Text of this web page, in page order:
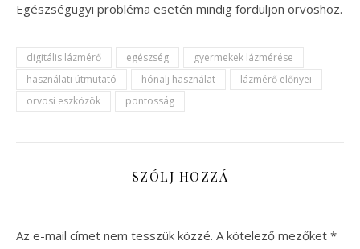
Egészségügyi probléma esetén mindig forduljon orvoshoz.
digitális lázmérő egészség
gyermekek lázmérése
használati útmutató
hónalj használat
lázmérő előnyei
orvosi eszközök
pontosság
SZÓLJ HOZZÁ
Az e-mail címet nem tesszük közzé. A kötelező mezőket *